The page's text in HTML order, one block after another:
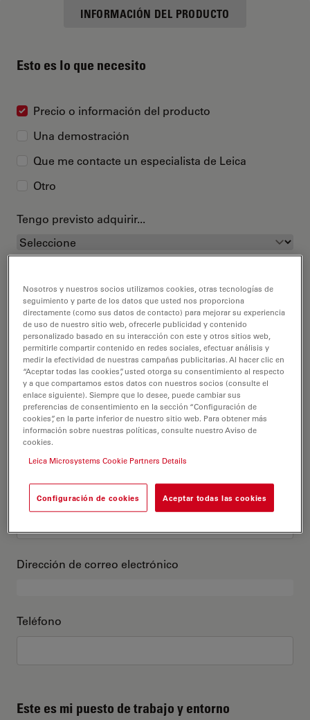
INFORMACIÓN DEL PRODUCTO
Esto es lo que necesito
Precio o información del producto
Una demostración
Que me contacte un especialista de Leica
Otro
Tengo previsto adquirir...
Este es mi perfil
Título académico opcional
Nombre
Apellido
Dirección de correo electrónico
Teléfono
Este es mi puesto de trabajo y entorno
Nosotros y nuestros socios utilizamos cookies, otras tecnologías de
seguimiento y parte de los datos que usted nos proporciona
directamente (como sus datos de contacto) para mejorar su experiencia
de uso de nuestro sitio web, ofrecerle publicidad y contenido
personalizado basado en su interacción con este y otros sitios web,
permitirle compartir contenido en redes sociales, efectuar análisis y
medir la efectividad de nuestras campañas publicitarias. Al hacer clic en
“Aceptar todas las cookies”, usted otorga su consentimiento al respecto
y a que compartamos estos datos con nuestros socios (consulte el
enlace siguiente). Siempre que lo desee, puede cambiar sus
preferencias de consentimiento en la sección “Configuración de
cookies”, en la parte inferior de nuestro sitio web. Para obtener más
información sobre nuestras políticas, consulte nuestro Aviso de
cookies.
Leica Microsystems Cookie Partners Details
Configuración de cookies Aceptar todas las cookies